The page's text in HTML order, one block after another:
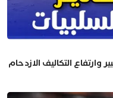
وارتفاع التكاليف الازدحام